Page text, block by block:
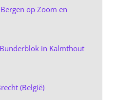
op Zoom en
in Kalmthout
(België)